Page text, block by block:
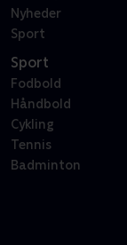
Nyheder
Sport
Sport
Fodbold
Håndbold
Cykling
Tennis
Badminton